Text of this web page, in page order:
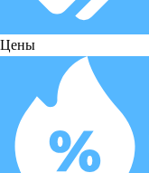
Цены